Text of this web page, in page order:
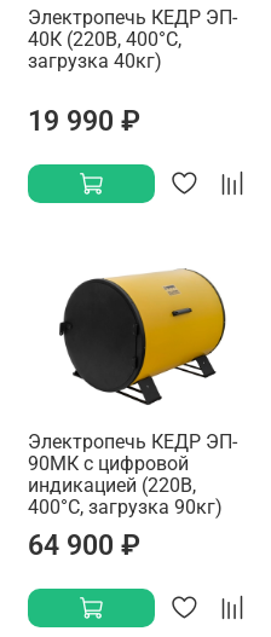
Электропечь КЕДР ЭП-
40К (220В, 400°C,
загрузка 40кг)
19 990 ₽
Электропечь КЕДР ЭП-
90МК с цифровой
индикацией (220В,
400°C, загрузка 90кг)
64 900 ₽